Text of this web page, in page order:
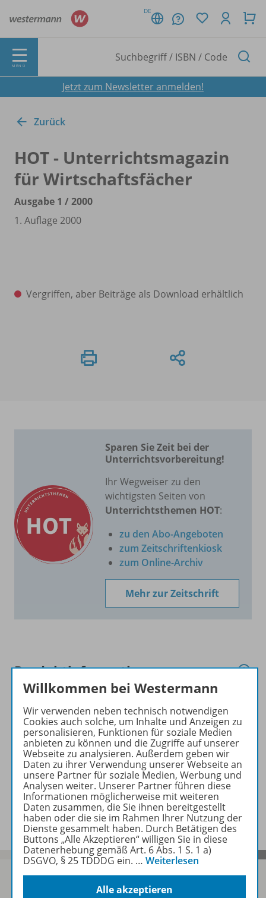
DE
MENÜ
Jetzt zum Newsletter anmelden!
Zurück
HOT - Unterrichtsmagazin
für Wirtschaftsfächer
Ausgabe 1 /2000
1. Auflage 2000
Vergriffen, aber Beiträge als Download erhältlich
Sparen Sie Zeit bei der
Unterrichtsvorbereitung!
Ihr Wegweiser zu den
wichtigsten Seiten von
Unterrichtsthemen HOT:
zu den Abo-Angeboten
zum Zeitschriftenkiosk
zum Online-Archiv
Mehr zur Zeitschrift
Produktinformationen
Inhalte
Zugehörige Produkte
Benachrichtigungs-Service
Willkommen bei Westermann
Wir verwenden neben technisch notwendigen
Cookies auch solche, um Inhalte und Anzeigen zu
personalisieren, Funktionen für soziale Medien
anbieten zu können und die Zugriffe auf unserer
Webseite zu analysieren. Außerdem geben wir
Daten zu ihrer Verwendung unserer Webseite an
unsere Partner für soziale Medien, Werbung und
Analysen weiter. Unserer Partner führen diese
Informationen möglicherweise mit weiteren
Daten zusammen, die Sie ihnen bereitgestellt
haben oder die sie im Rahmen Ihrer Nutzung der
Dienste gesammelt haben. Durch Betätigen des
Buttons „Alle Akzeptieren“ willigen Sie in diese
Datenerhebung gemäß Art. 6 Abs. 1 S. 1 a)
DSGVO, § 25 TDDDG ein. … Weiterlesen
Alle akzeptieren